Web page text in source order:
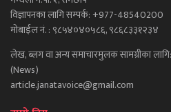
विज्ञापनका लागि सम्पर्क: +977-48540200
मोबाईल नं. : ९८५४०४०५८६, ९८६८३३१२३४
लेख, ब्लग वा अन्य समाचारमुलक सामग्रीका
(News)
article.janatavoice@gmail.com